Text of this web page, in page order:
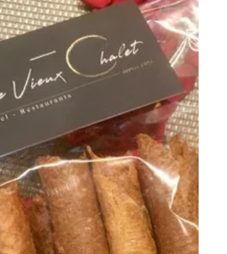
Plus local que ça, c’est difficile de faire !
Un plat emblématique du Canton de
Fribourg et de la Gruyère bien sûr.
L’assiette...